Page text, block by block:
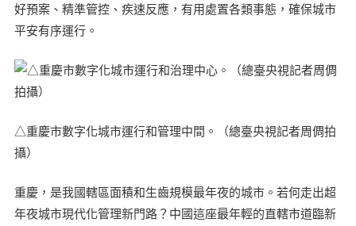
好預案、精準管控、疾速反應，有用處置各類事態，確保城市
平安有序運行。
△重慶市數字化城市運行和管理中間。（總臺央視記者周倜拍
攝）
重慶，是我國轄區面積和生齒規模最年夜的城市。若何走出超
年夜城市現代化管理新門路？中國這座最年輕的直轄市道臨新